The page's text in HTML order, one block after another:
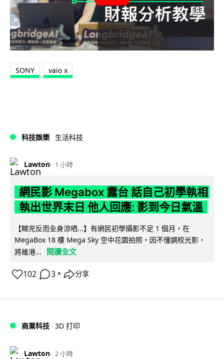
SONY vaio x
科技娛樂 生活科技
Lawton 1 小時
網民影 Megabox 露台 話自己初學執相
執出世界末日 他人回應: 影到今日氣溫
【睇完反而全身涼哂...】有網民初學攝影不足 1 個月，在
MegaBox 18 樓 Mega Sky 空中花園拍照，因不懂調校光影，
將維港...
閱讀全文
102 3 ↗ 分享
商業科技 3D 打印
Lawton 2 小時